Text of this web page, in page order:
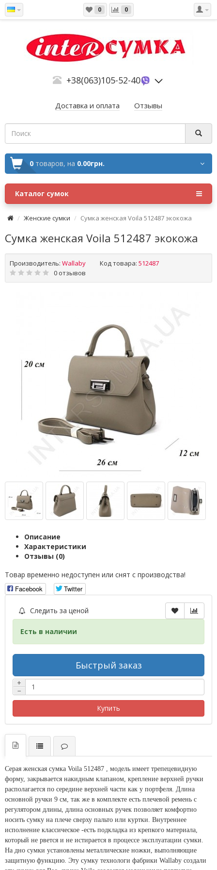
0 0
+38(063)105-52-40
Доставка и оплата Отзывы
0 товаров, на 0.00грн.
Каталог сумок
Женские сумки Сумка женская Voila 512487 экокожа
Сумка женская Voila 512487 экокожа
Производитель: Wallaby Код товара: 512487
0 отзывов
Описание
Характеристики
Отзывы (0)
Товар временно недоступен или снят с производства!
Facebook
Twitter
Следить за ценой
Есть в наличии
Быстрый заказ
+
−
Купить
Серая женская сумка Voila 512487 , модель имеет трепецевидную
форму, закрывается накидным клапаном, крепление верхней ручки
располагается по середине верхней части как у портфеля. Длина
основной ручки 9 см, так же в комплекте есть плечевой ремень с
регулятором длины, длина основных ручек позволяет комфортно
носить сумку на плече сверху пальто или куртки. Внутреннее
исполнение классическое -есть подкладка из крепкого материала,
который не рвется и не истирается в процессе эксплуатации сумки.
На дно сумки установлены металлические ножки, выполняющие
защитную функцию. Эту сумку технологи фабрики Wallaby создали